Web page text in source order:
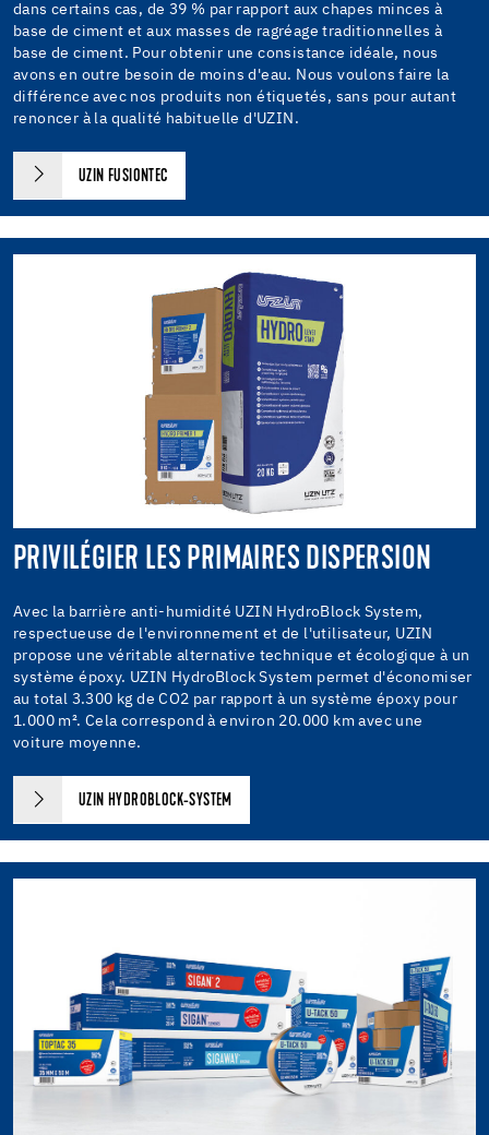
dans certains cas, de 39 % par rapport aux chapes minces à
base de ciment et aux masses de ragréage traditionnelles à
base de ciment. Pour obtenir une consistance idéale, nous
avons en outre besoin de moins d'eau. Nous voulons faire la
différence avec nos produits non étiquetés, sans pour autant
renoncer à la qualité habituelle d'UZIN.
UZIN FUSIONTEC
PRIVILÉGIER LES PRIMAIRES DISPERSION
Avec la barrière anti-humidité UZIN HydroBlock System,
respectueuse de l'environnement et de l'utilisateur, UZIN
propose une véritable alternative technique et écologique à un
système époxy. UZIN HydroBlock System permet d'économiser
au total 3.300 kg de CO2 par rapport à un système époxy pour
1.000 m². Cela correspond à environ 20.000 km avec une
voiture moyenne.
UZIN HYDROBLOCK-SYSTEM